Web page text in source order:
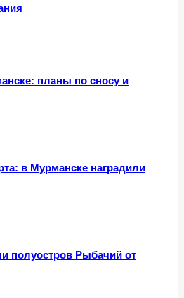
планы по сносу и
в Мурманске наградили
полуостров Рыбачий от